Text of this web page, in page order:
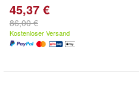
45,37 €
86,00 €
Kostenloser Versand